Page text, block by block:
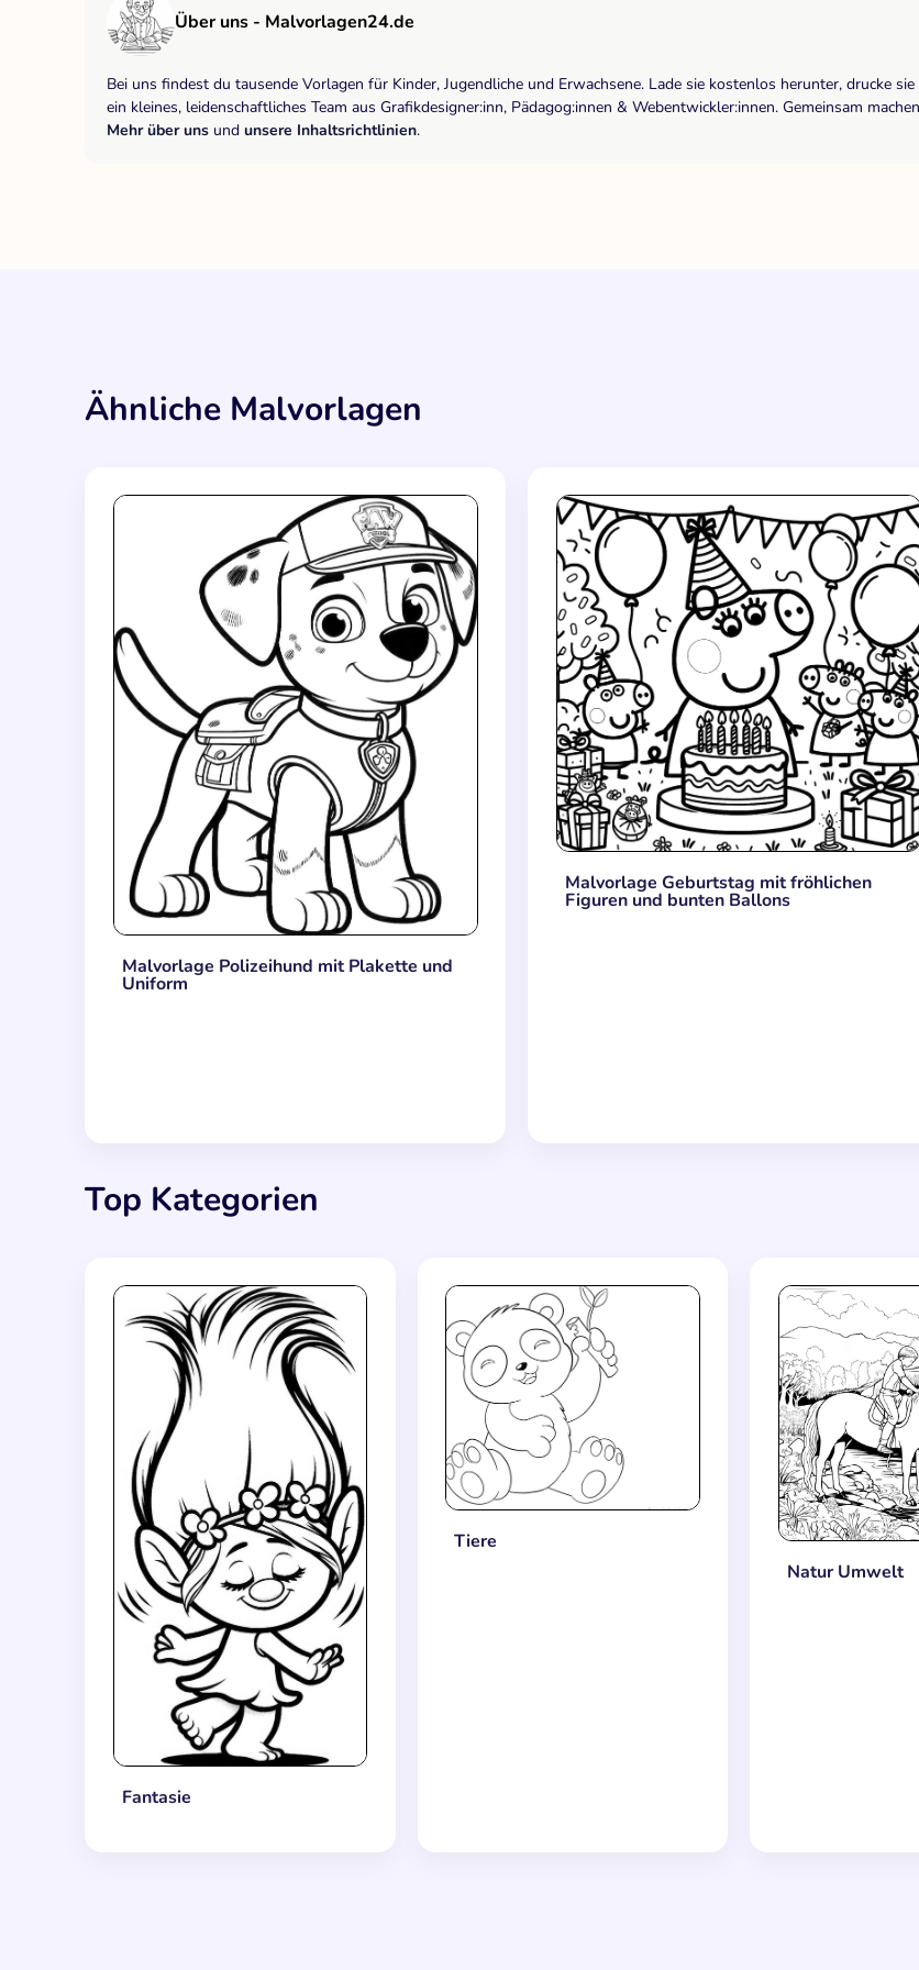
Über uns - Malvorlagen24.de
Bei uns findest du tausende Vorlagen für Kinder, Jugendliche und Erwachsene. Lade sie kostenlos herunter, drucke
ein kleines, leidenschaftliches Team aus Grafikdesigner:inn, Pädagog:innen & Webentwickler:innen. Gemeinsam
Mehr über uns und unsere Inhaltsrichtlinien.
Ähnliche Malvorlagen
Malvorlage Polizeihund mit Plakette und
Uniform
Malvorlage Geburtstag mit fröhlichen
Figuren und bunten Ballons
Top Kategorien
Fantasie
Tiere
Natur Umwelt